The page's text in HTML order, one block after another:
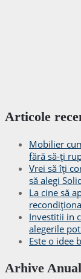
Articole
Mobilier
fără să-ți
Vrei să îți
să alegi
La cine să
Investitii in
alegerile
Este o idee
Arhive